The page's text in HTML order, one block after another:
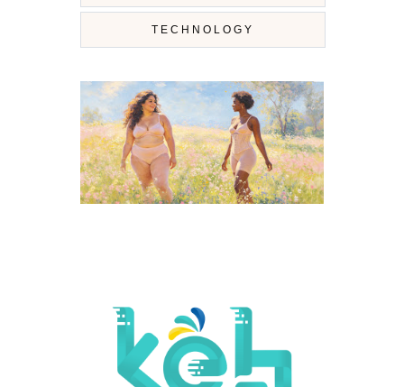
TECHNOLOGY